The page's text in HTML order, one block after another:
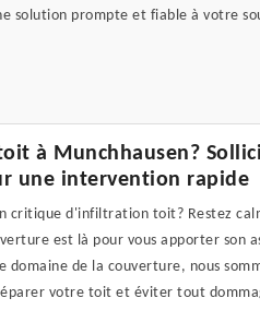
solution prompte et fiable à votre
à Munchhausen?
une intervention rapide
critique d'infiltration toit? Restez
est là pour vous apporter son
domaine de la couverture, nous
votre toit et éviter tout